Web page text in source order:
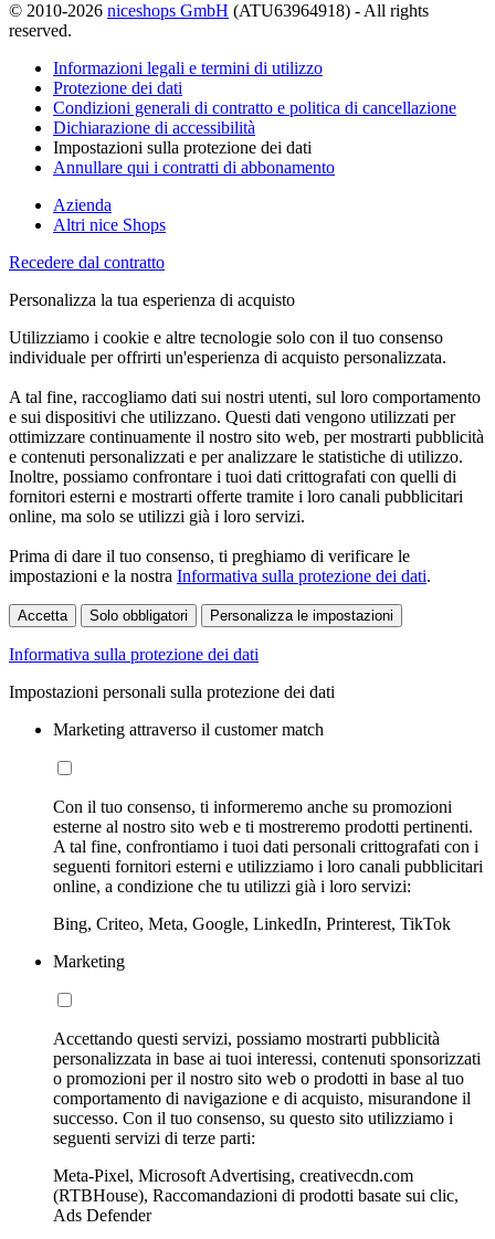
© 2010-2026 niceshops GmbH (ATU63964918) - All rights
reserved.
Informazioni legali e termini di utilizzo
Protezione dei dati
Condizioni generali di contratto e politica di cancellazione
Dichiarazione di accessibilità
Impostazioni sulla protezione dei dati
Annullare qui i contratti di abbonamento
Azienda
Altri nice Shops
Recedere dal contratto
Personalizza la tua esperienza di acquisto
Utilizziamo i cookie e altre tecnologie solo con il tuo consenso
individuale per offrirti un'esperienza di acquisto personalizzata.
A tal fine, raccogliamo dati sui nostri utenti, sul loro comportamento
e sui dispositivi che utilizzano. Questi dati vengono utilizzati per
ottimizzare continuamente il nostro sito web, per mostrarti pubblicità
e contenuti personalizzati e per analizzare le statistiche di utilizzo.
Inoltre, possiamo confrontare i tuoi dati crittografati con quelli di
fornitori esterni e mostrarti offerte tramite i loro canali pubblicitari
online, ma solo se utilizzi già i loro servizi.
Prima di dare il tuo consenso, ti preghiamo di verificare le
impostazioni e la nostra Informativa sulla protezione dei dati.
Accetta Solo obbligatori Personalizza le impostazioni
Informativa sulla protezione dei dati
Impostazioni personali sulla protezione dei dati
Marketing attraverso il customer match
Con il tuo consenso, ti informeremo anche su promozioni
esterne al nostro sito web e ti mostreremo prodotti pertinenti.
A tal fine, confrontiamo i tuoi dati personali crittografati con i
seguenti fornitori esterni e utilizziamo i loro canali pubblicitari
online, a condizione che tu utilizzi già i loro servizi:
Bing, Criteo, Meta, Google, LinkedIn, Printerest, TikTok
Marketing
Accettando questi servizi, possiamo mostrarti pubblicità
personalizzata in base ai tuoi interessi, contenuti sponsorizzati
o promozioni per il nostro sito web o prodotti in base al tuo
comportamento di navigazione e di acquisto, misurandone il
successo. Con il tuo consenso, su questo sito utilizziamo i
seguenti servizi di terze parti:
Meta-Pixel, Microsoft Advertising, creativecdn.com
(RTBHouse), Raccomandazioni di prodotti basate sui clic,
Ads Defender